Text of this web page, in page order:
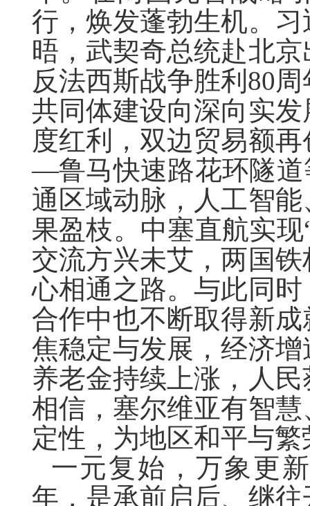
行，焕发蓬勃生机。
晤，武契奇总统赴北
反法西斯战争胜利 80
共同体建设向深向实
度红利，双边贸易额
—鲁马快速路花环隧道
通区域动脉，人工智
果盈枝。中塞直航实
交流方兴未艾，两国
心相通之路。与此同
合作中也不断取得新
焦稳定与发展，经济
养老金持续上涨，人
相信，塞尔维亚有智
定性，为地区和平与
一元复始，万象更
年，是承前启后、继